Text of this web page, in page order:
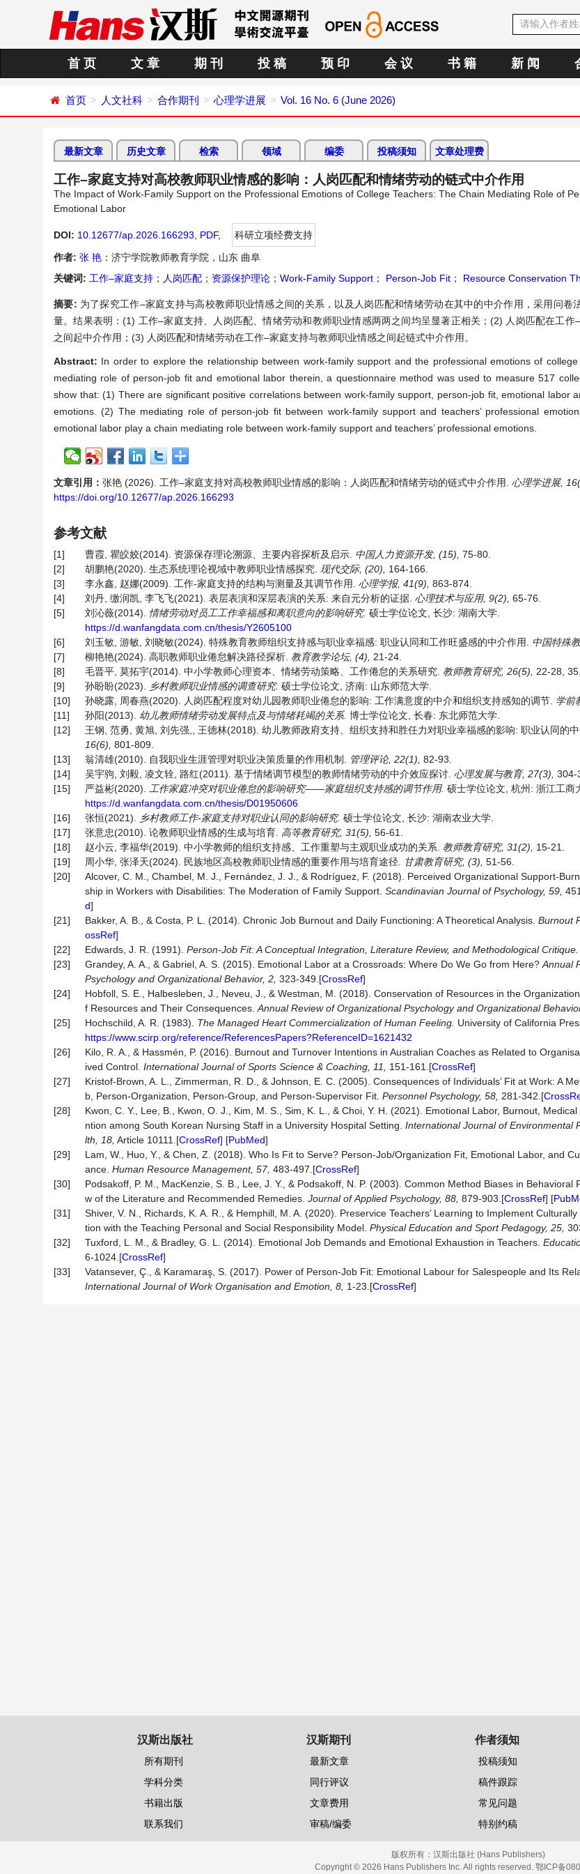
首 页 文 章 期 刊 投 稿 预 印 会 议 书 籍 新 闻
首页 人文社科 合作期刊 心理学进展 Vol. 16 No. 6 (June 2026)
最新文章 历史文章 检索 领域 编委 投稿须知 文章处理费
工作–家庭支持对高校教师职业情感的影响：人岗匹配和情绪劳动的链式中介作用
The Impact of Work-Family Support on the Professional Emotions of College Teachers: The Chain Mediating Role of
Emotional Labor
DOI: 10.12677/ap.2026.166293 PDF,
科研立项经费支持
作者: 张 艳 ：济宁学院教师教育学院，山东 曲阜
关键词: 工作–家庭支持 ； 人岗匹配 ； 资源保护理论 ； Work-Family Support ； Person-Job Fit ； Resource Conservation
摘要: 为了探究工作–家庭支持与高校教师职业情感之间的关系，以及人岗匹配和情绪劳动在其中的中介作用，采用问卷
量。结果表明：(1) 工作–家庭支持、人岗匹配、情绪劳动和教师职业情感两两之间均呈显著正相关；(2) 人岗匹配在工作
之间起中介作用；(3) 人岗匹配和情绪劳动在工作–家庭支持与教师职业情感之间起链式中介作用。
Abstract: In order to explore the relationship between work-family support and the professional emotions of
mediating role of person-job fit and emotional labor therein, a questionnaire method was used to measure 517
show that: (1) There are significant positive correlations between work-family support, person-job fit, emotional labor
emotions. (2) The mediating role of person-job fit between work-family support and teachers’ professional
emotional labor play a chain mediating role between work-family support and teachers’ professional emotions.
文章引用： 张艳 (2026). 工作–家庭支持对高校教师职业情感的影响：人岗匹配和情绪劳动的链式中介作用. 心理学进展,
https://doi.org/10.12677/ap.2026.166293
参考文献
[1] 曹霞, 瞿皎姣(2014). 资源保存理论溯源、主要内容探析及启示. 中国人力资源开发, (15), 75-80.
[2]
胡鹏艳(2020). 生态系统理论视域中教师职业情感探究. 现代交际, (20),
164-166.
[3]
李永鑫, 赵娜(2009). 工作-家庭支持的结构与测量及其调节作用. 心理学报, 41(9), 863-874.
[4]
刘丹, 缴润凯, 李飞飞(2021). 表层表演和深层表演的关系: 来自元分析的证据. 心理技术与应用, 9(2), 65-76.
[5]
刘沁薇(2014). 情绪劳动对员工工作幸福感和离职意向的影响研究. 硕士学位论文, 长沙: 湖南大学.
https://d.wanfangdata.com.cn/thesis/Y2605100
[6]
刘玉敏, 游敏, 刘晓敏(2024). 特殊教育教师组织支持感与职业幸福感: 职业认同和工作旺盛感的中介作用. 中国特殊
[7]
柳艳艳(2024). 高职教师职业倦怠解决路径探析. 教育教学论坛, (4),
21-24.
[8]
毛晋平, 莫拓宇(2014). 中小学教师心理资本、情绪劳动策略、工作倦怠的关系研究. 教师教育研究, 26(5), 22-28, 35.
[9]
孙盼盼(2023). 乡村教师职业情感的调查研究. 硕士学位论文, 济南: 山东师范大学.
[10]
孙晓露, 周春燕(2020). 人岗匹配程度对幼儿园教师职业倦怠的影响: 工作满意度的中介和组织支持感知的调节. 学前
[11]
孙阳(2013). 幼儿教师情绪劳动发展特点及与情绪耗竭的关系. 博士学位论文, 长春: 东北师范大学.
[12]
王钢, 范勇, 黄旭, 刘先强,, 王德林(2018). 幼儿教师政府支持、组织支持和胜任力对职业幸福感的影响: 职业认同的中
16(6), 801-809.
[13]
翁清雄(2010). 自我职业生涯管理对职业决策质量的作用机制. 管理评论, 22(1), 82-93.
[14]
吴宇驹, 刘毅, 凌文辁, 路红(2011). 基于情绪调节模型的教师情绪劳动的中介效应探讨. 心理发展与教育, 27(3), 304-
[15]
严益彬(2020). 工作家庭冲突对职业倦怠的影响研究——家庭组织支持感的调节作用. 硕士学位论文, 杭州: 浙江工商
https://d.wanfangdata.com.cn/thesis/D01950606
[16]
张恒(2021). 乡村教师工作-家庭支持对职业认同的影响研究. 硕士学位论文, 长沙: 湖南农业大学.
[17]
张意忠(2010). 论教师职业情感的生成与培育. 高等教育研究, 31(5), 56-61.
[18]
赵小云, 李福华(2019). 中小学教师的组织支持感、工作重塑与主观职业成功的关系. 教师教育研究, 31(2),
15-21.
[19]
周小华, 张泽天(2024). 民族地区高校教师职业情感的重要作用与培育途径. 甘肃教育研究, (3), 51-56.
[20]
Alcover, C. M., Chambel, M. J., Fernández, J. J., & Rodríguez, F. (2018). Perceived Organizational
ship in Workers with Disabilities: The Moderation of Family Support. Scandinavian Journal of Psychology, 59,
d]
[21]
Bakker, A. B., & Costa, P. L. (2014). Chronic Job Burnout and Daily Functioning: A Theoretical Analysis. Burnout
ossRef]
[22]
Edwards, J. R. (1991). Person-Job Fit: A Conceptual Integration, Literature Review, and Methodological Critique.
[23]
Grandey, A. A., & Gabriel, A. S. (2015). Emotional Labor at a Crossroads: Where Do We Go from Here? Annual
Psychology and Organizational Behavior, 2, 323-349.[CrossRef]
[24]
Hobfoll, S. E., Halbesleben, J., Neveu, J., & Westman, M. (2018). Conservation of Resources in the
f Resources and Their Consequences. Annual Review of Organizational Psychology and Organizational
[25]
Hochschild, A. R. (1983). The Managed Heart Commercialization of Human Feeling. University of California
https://www.scirp.org/reference/ReferencesPapers?ReferenceID=1621432
[26]
Kilo, R. A., & Hassmén, P. (2016). Burnout and Turnover Intentions in Australian Coaches as Related to
ived Control. International Journal of Sports Science & Coaching, 11, 151-161.[CrossRef]
[27]
Kristof‐Brown, A. L., Zimmerman, R. D., & Johnson, E. C. (2005). Consequences of Individuals’ Fit at Work: A
b, Person-Organization, Person-Group, and Person-Supervisor Fit. Personnel Psychology, 58, 281-342.[
[28]
Kwon, C. Y., Lee, B., Kwon, O. J., Kim, M. S., Sim, K. L., & Choi, Y. H. (2021). Emotional Labor, Burnout,
ntion among South Korean Nursing Staff in a University Hospital Setting. International Journal of Environmental
lth,
18, Article 10111.[CrossRef] [PubMed]
[29]
Lam, W., Huo, Y., & Chen, Z. (2018). Who Is Fit to Serve? Person-Job/Organization Fit, Emotional Labor, and
ance. Human Resource Management, 57, 483-497.[CrossRef]
[30]
Podsakoff, P. M., MacKenzie, S. B., Lee, J. Y., & Podsakoff, N. P. (2003). Common Method Biases in Behavioral
w of the Literature and Recommended Remedies. Journal of Applied Psychology, 88, 879-903.[CrossRef] [
[31]
Shiver, V. N., Richards, K. A. R., & Hemphill, M. A. (2020). Preservice Teachers’ Learning to Implement
tion with the Teaching Personal and Social Responsibility Model. Physical Education and Sport Pedagogy, 25,
[32]
Tuxford, L. M., & Bradley, G. L. (2014). Emotional Job Demands and Emotional Exhaustion in Teachers. Ed
6-1024.[CrossRef]
[33]
Vatansever, Ç., & Karamaraş, S. (2017). Power of Person-Job Fit: Emotional Labour for Salespeople and Its
International Journal of Work Organisation and Emotion, 8, 1-23.[CrossRef]
汉斯出版社
所有期刊
学科分类
书籍出版
联系我们
汉斯期刊
最新文章
同行评议
文章费用
审稿/编委
作者须知
投稿须知
稿件跟踪
常见问题
特别约稿
版权所有： 汉斯出版社 (Hans Publishers)
Copyright © 2026 Hans Publishers Inc. All rights reserved. 鄂ICP备